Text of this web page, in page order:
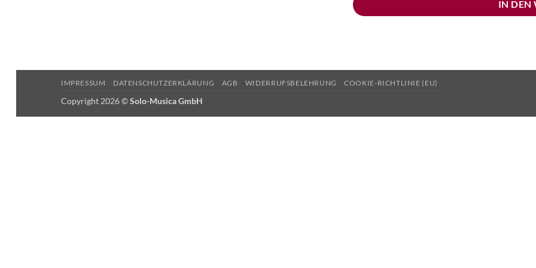
IN DEN
IMPRESSUM DATENSCHUTZERKLÄRUNG AGB WIDERRUFSBELEHRUNG COOKIE-RICHTLINIE (EU)
Copyright 2026 ©Solo-Musica GmbH